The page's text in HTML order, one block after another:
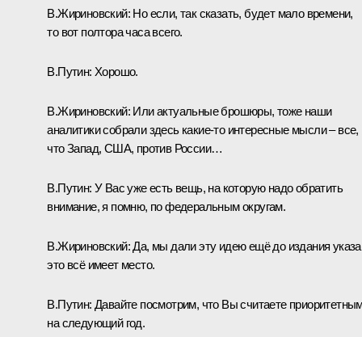
В.Жириновский: Но если, так сказать, будет мало времени,
то вот полтора часа всего.
В.Путин: Хорошо.
В.Жириновский: Или актуальные брошюры, тоже наши
аналитики собрали здесь какие-то интересные мысли – все,
что Запад, США, против России…
В.Путин: У Вас уже есть вещь, на которую надо обратить
внимание, я помню, по федеральным округам.
В.Жириновский:Да, мы дали эту идею ещё до издания
это всё имеет место.
В.Путин: Давайте посмотрим, что Вы считаете
на следующий год.